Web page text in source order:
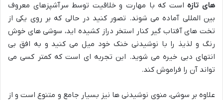
های تازهاست که با مهارت و خلاقیت توسط سرآشپزهای معروف
بین المللی آماده می شوند. تصور کنید در حالی که بر روی یکی از
تخت های آفتاب گیر کنار استخر دراز کشیده اید، سوشی های خوش
رنگ و لذیذ را با نوشیدنی خنک خود میل می کنید و به افق بی
انتهای دبی خیره می شوید. این تجربه ای است که کمتر کسی می
تواند آن را فراموش کند.
علاوه بر سوشی، منوی نوشیدنی ها نیز بسیار جامع و متنوع است و از